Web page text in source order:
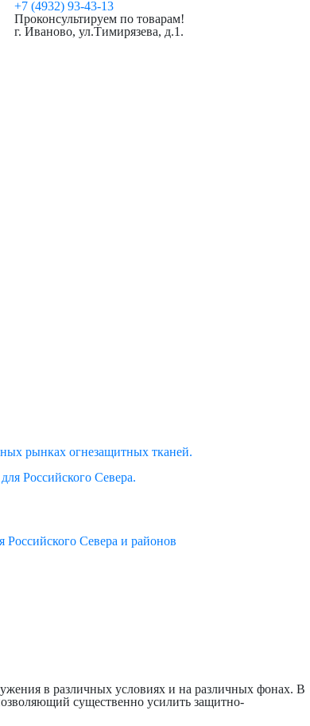
+7 (4932) 93-43-13
Проконсультируем по товарам!
г. Иваново, ул.Тимирязева, д.1.
рынках огнезащитных тканей.
Российского Севера.
Российского Севера и районов
в различных условиях и на различных фонах. В
существенно усилить защитно-